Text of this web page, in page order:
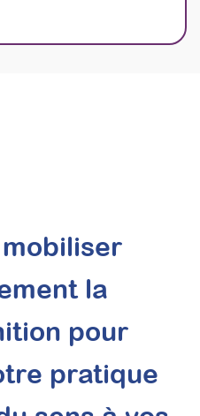
place des
après le
: structurer
la
pour
pratique